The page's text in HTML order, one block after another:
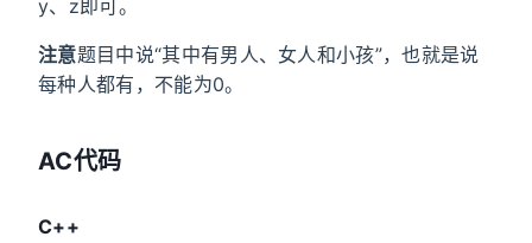
y、z即可。
注意题目中说“其中有男人、女人和小孩”，也就是说
每种人都有，不能为0。
AC代码
C++